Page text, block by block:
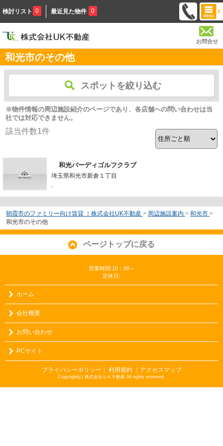
検討リスト 0 最近見た物件 0
お問合せ
和光市のその他
スポットを絞り込む
※物件情報の周辺施設紹介のページであり、各店舗への問い合わせは当
社では対応できません。
該当件数1件
和光バーディゴルフクラブ
埼玉県和光市新倉１丁目
-
朝霞市のファミリー向け賃貸 ｜株式会社UK不動産 > 周辺施設案内 > 和光市 >
和光市のその他
ページトップに戻る
営業時間:10：00～
定休日:
ホーム
会社概要
お問い合わせ
PCサイト
プライバシーポリシー ｜ 利用規約 ｜アクセスマップ
Copyright(c) 株式会社ＵＫ不動産 All rights reserved.